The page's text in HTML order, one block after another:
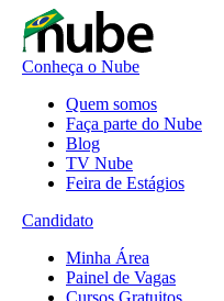
Conheça o Nube
Quem somos
Faça parte do Nube
Blog
TV Nube
Feira de Estágios
Candidato
Minha Área
Painel de Vagas
Cursos Gratuitos